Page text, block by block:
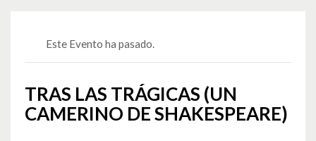
Este Evento ha pasado.
TRAS LAS TRÁGICAS (UN
CAMERINO DE SHAKESPEARE)